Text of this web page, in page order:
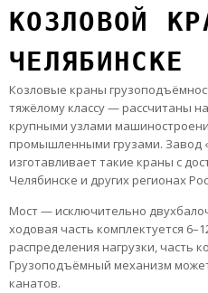
КОЗЛОВОЙ
ЧЕЛЯБИНСКЕ
Козловые краны
тяжёлому классу — рассчитаны
крупными узлами
промышленными грузами. Завод
изготавливает такие краны с
Челябинске и других регионах
Мост — исключительно
ходовая часть комплектуется
распределения нагрузки, часть
Грузоподъёмный механизм
канатов.